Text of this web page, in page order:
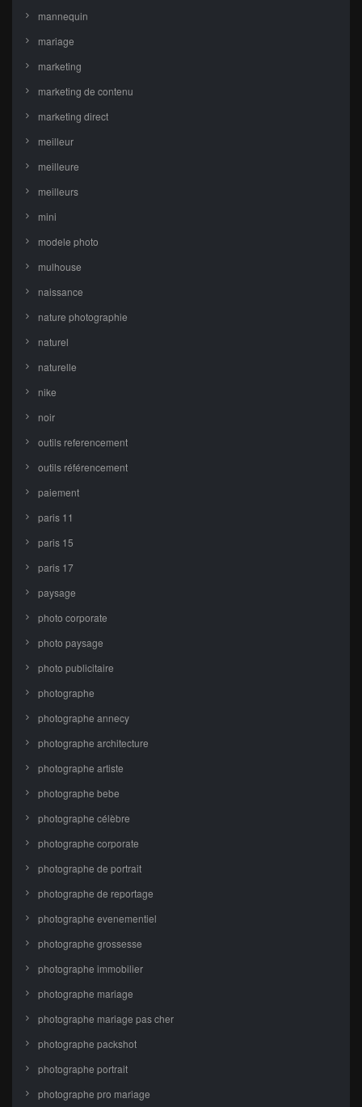
mannequin
mariage
marketing
marketing de contenu
marketing direct
meilleur
meilleure
meilleurs
mini
modele photo
mulhouse
naissance
nature photographie
naturel
naturelle
nike
noir
outils referencement
outils référencement
paiement
paris 11
paris 15
paris 17
paysage
photo corporate
photo paysage
photo publicitaire
photographe
photographe annecy
photographe architecture
photographe artiste
photographe bebe
photographe célèbre
photographe corporate
photographe de portrait
photographe de reportage
photographe evenementiel
photographe grossesse
photographe immobilier
photographe mariage
photographe mariage pas cher
photographe packshot
photographe portrait
photographe pro mariage